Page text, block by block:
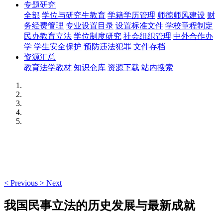
专题研究
全部 学位与研究生教育 学籍学历管理 师德师风建设 财
务经费管理 专业设置目录 设置标准文件 学校章程制定
民办教育立法 学位制度研究 社会组织管理 中外合作办
学 学生安全保护 预防违法犯罪 文件存档
资源汇总
教育法学教材 知识仓库 资源下载 站内搜索
< Previous > Next
我国民事立法的历史发展与最新成就